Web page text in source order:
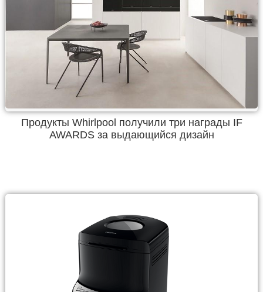
Продукты Whirlpool получили три награды IF
AWARDS за выдающийся дизайн